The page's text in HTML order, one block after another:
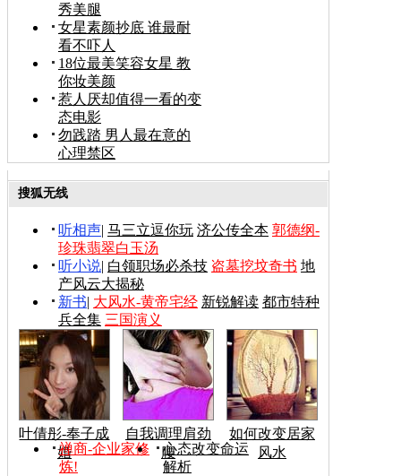
秀美腿
女星素颜抄底 谁最耐
看不吓人
18位最美笑容女星 教
你妆美颜
惹人厌却值得一看的变
态电影
勿践踏 男人最在意的
心理禁区
搜狐无线
听相声| 马三立逗你玩 济公传全本 郭德纲-
珍珠翡翠白玉汤
听小说| 白领职场必杀技 盗墓挖坟奇书 地
产风云大揭秘
新书| 大风水-黄帝宅经 新锐解读 都市特种
兵全集 三国演义
叶倩彤-奉子成
婚
自我调理肩劲
腰
如何改变居家
风水
禅商-企业家修
炼!
心态改变命运
解析